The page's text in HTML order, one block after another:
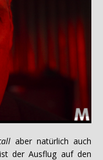
aber natürlich auch
der Ausflug auf den